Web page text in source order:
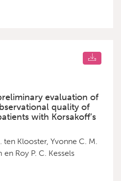
evaluation of
quality of
with Korsakoff’s
ten Klooster, Yvonne C. M.
Roy P. C. Kessels